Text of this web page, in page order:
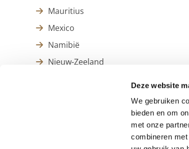
Deze website
We gebruiken
bieden en om
met onze
combineren
Mauritius
Mexico
Namibië
Nieuw-Zeeland